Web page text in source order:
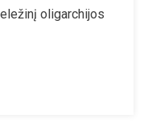
oligarchijos